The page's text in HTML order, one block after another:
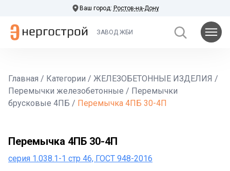
Ваш город: Ростов-на-Дону
ЗАВОД ЖБИ
Главная / Категории / ЖЕЛЕЗОБЕТОННЫЕ ИЗДЕЛИЯ /
Перемычки железобетонные / Перемычки
брусковые 4ПБ / Перемычка 4ПБ 30-4П
Перемычка 4ПБ 30-4П
серия 1.038.1-1 стр 46, ГОСТ 948-2016